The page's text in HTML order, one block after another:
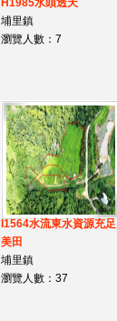
H1985水頭透天
埔里鎮
瀏覽人數：7
I1564水流東水資源充足
美田
埔里鎮
瀏覽人數：37